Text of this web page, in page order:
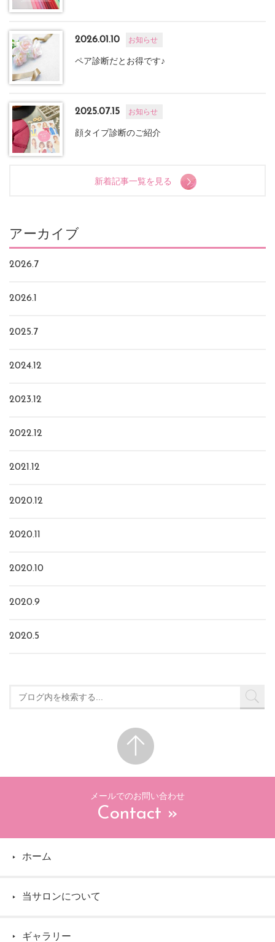
2026.01.10 お知らせ
ペア診断だとお得です♪
2025.07.15 お知らせ
顔タイプ診断のご紹介
新着記事一覧を見る
アーカイブ
2026.7
2026.1
2025.7
2024.12
2023.12
2022.12
2021.12
2020.12
2020.11
2020.10
2020.9
2020.5
メールでのお問い合わせ
Contact »
▶ ホーム
▶ 当サロンについて
▶ ギャラリー